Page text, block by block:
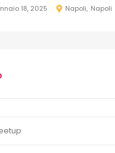
18, 2025 Napoli Napoli